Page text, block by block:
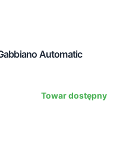
Automatic
Towar dostępny